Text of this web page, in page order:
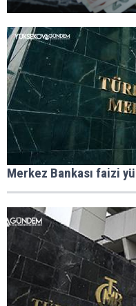
Merkez Bankası faizi